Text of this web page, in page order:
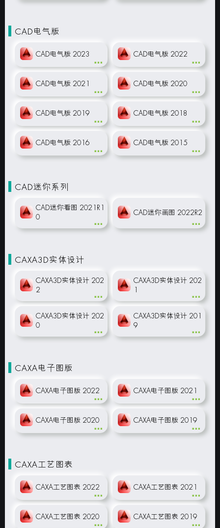
CAD电气版
CAD电气版 2023 CAD电气版 2022
CAD电气版 2021 CAD电气版 2020
CAD电气版 2019 CAD电气版 2018
CAD电气版 2016 CAD电气版 2015
CAD迷你系列
CAD迷你看图 2021R1
0
CAD迷你画图 2022R2
CAXA3D实体设计
CAXA3D实体设计 202
2
CAXA3D实体设计 202
1
CAXA3D实体设计 202
0
CAXA3D实体设计 201
9
CAXA电子图版
CAXA电子图版 2022 CAXA电子图版 2021
CAXA电子图版 2020 CAXA电子图版 2019
CAXA工艺图表
CAXA工艺图表 2022 CAXA工艺图表 2021
CAXA工艺图表 2020 CAXA工艺图表 2019